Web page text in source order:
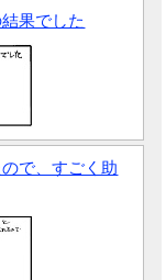
果でした
で、すごく助